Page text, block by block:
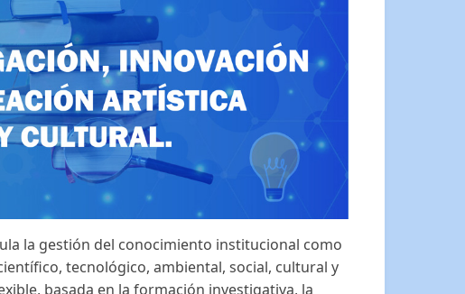
la gestión del conocimiento institucional como
tecnológico, ambiental, social, cultural y
basada en la formación investigativa, la